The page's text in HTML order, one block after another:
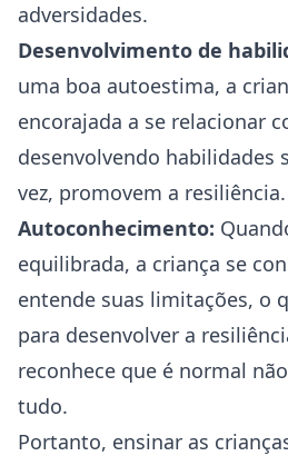
adversidades.
Desenvolvimento de
uma boa autoestima, a
encorajada a se relacionar
desenvolvendo habilidades
vez, promovem a resiliência.
Autoconhecimento:
equilibrada, a criança se
entende suas limitações, o
para desenvolver a
reconhece que é normal
tudo.
Portanto, ensinar as